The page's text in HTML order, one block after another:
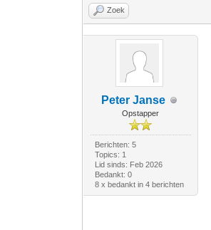
Zoek
Peter Janse
Opstapper
Berichten: 5
Topics: 1
Lid sinds: Feb 2026
Bedankt: 0
8 x bedankt in 4 berichten